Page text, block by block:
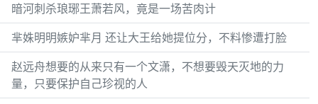
暗河刺杀琅琊王萧若风，竟是一场苦肉计
芈姝明明嫉妒芈月 还让大王给她提位分，不料惨遭打脸
赵远舟想要的从来只有一个文潇，不想要毁天灭地的力
量，只要保护自己珍视的人